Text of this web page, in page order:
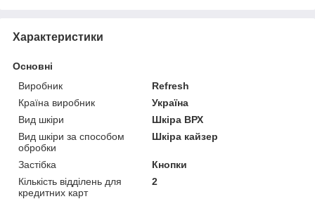
Характеристики
Основні
Виробник
Refresh
Країна виробник
Україна
Вид шкіри
Шкіра ВРХ
Вид шкіри за способом
обробки
Шкіра кайзер
Застібка
Кнопки
Кількість відділень для
кредитних карт
2